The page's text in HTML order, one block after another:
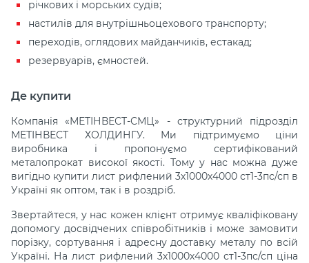
річкових і морських судів;
настилів для внутрішньоцехового транспорту;
переходів, оглядових майданчиків, естакад;
резервуарів, ємностей.
Де купити
Компанія «МЕТІНВЕСТ-СМЦ» - структурний підрозділ
МЕТІНВЕСТ ХОЛДИНГУ. Ми підтримуємо ціни
виробника і пропонуємо сертифікований
металопрокат високої якості. Тому у нас можна дуже
вигідно купити лист рифлений 3х1000х4000 ст1-3пс/сп в
Україні як оптом, так і в роздріб.
Звертайтеся, у нас кожен клієнт отримує кваліфіковану
допомогу досвідчених співробітників і може замовити
порізку, сортування і адресну доставку металу по всій
Україні. На лист рифлений 3х1000х4000 ст1-3пс/сп ціна